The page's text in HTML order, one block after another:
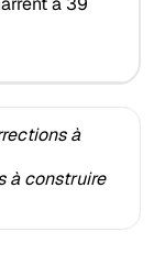
à
à construire